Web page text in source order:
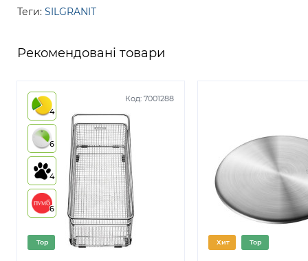
Теги: SILGRANIT
Рекомендовані товари
Код: 7001288
4
6
4
6
Top Хит Top